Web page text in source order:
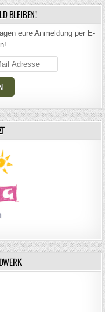
BLEIBEN!
eure Anmeldung per E-